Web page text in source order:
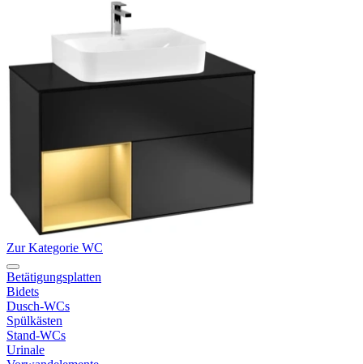
Zur Kategorie WC
Betätigungsplatten
Bidets
Dusch-WCs
Spülkästen
Stand-WCs
Urinale